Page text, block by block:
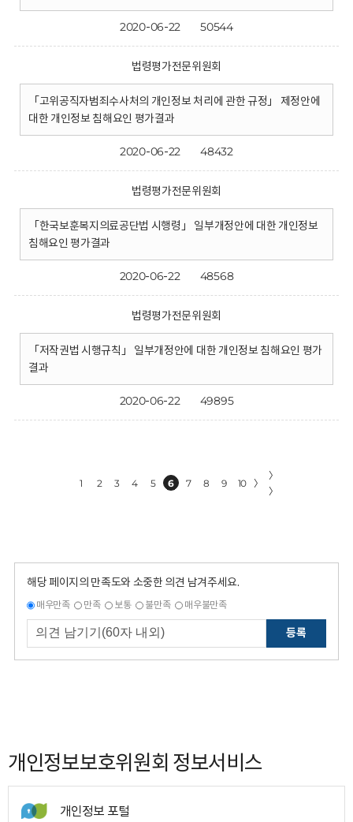
2020-06-22 50544
법령평가전문위원회
「고위공직자범죄수사처의 개인정보 처리에 관한 규정」 제정안에
대한 개인정보 침해요인 평가결과
2020-06-22 48432
법령평가전문위원회
「한국보훈복지의료공단법 시행령」 일부개정안에 대한 개인정보
침해요인 평가결과
2020-06-22 48568
법령평가전문위원회
「저작권법 시행규칙」 일부개정안에 대한 개인정보 침해요인 평가
결과
2020-06-22 49895
1 2 3 4 5 6 7 8 9 10 〉
〉
〉
해당 페이지의 만족도와 소중한 의견 남겨주세요.
매우만족 만족 보통 불만족 매우불만족
등록
개인정보보호위원회 정보서비스
개인정보 포털